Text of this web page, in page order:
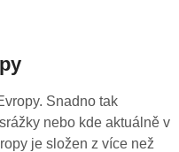
Snadno tak
nebo kde aktuálně v
je složen z více než